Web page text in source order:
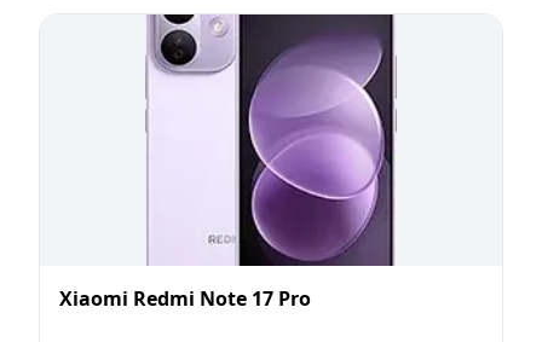
Xiaomi Redmi Note 17 Pro